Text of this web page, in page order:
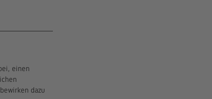
einen
dazu